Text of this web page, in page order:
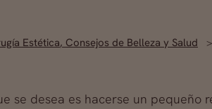
Estética, Consejos de Belleza y Salud
se desea es hacerse un